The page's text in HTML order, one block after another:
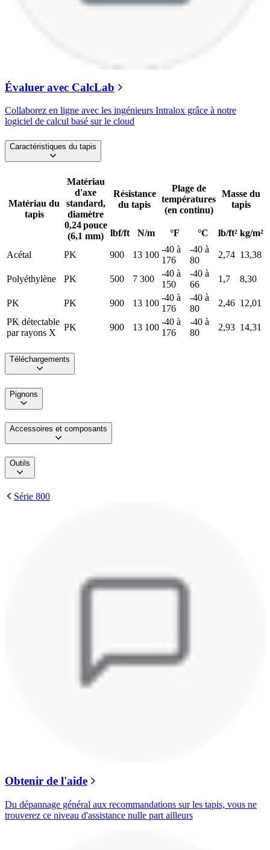
Évaluer avec CalcLab
Collaborez en ligne avec les ingénieurs Intralox grâce à notre
logiciel de calcul basé sur le cloud
Caractéristiques du tapis
Matériau du
tapis
Matériau
d'axe
standard,
diamètre
0,24 pouce
(6,1 mm)
Résistance
du tapis
Plage de
températures
(en continu)
Masse du
tapis
lbf/ft N/m °F °C lb/ft² kg/m²
Acétal PK 900 13 100
-40 à
176
-40 à
80
2,74 13,38
Polyéthylène PK 500 7 300
-40 à
150
-40 à
66
1,7 8,30
PK PK 900 13 100
-40 à
176
-40 à
80
2,46 12,01
PK détectable
par rayons X
PK 900 13 100
-40 à
176
-40 à
80
2,93 14,31
Téléchargements
Pignons
Accessoires et composants
Outils
Série 800
Obtenir de l'aide
Du dépannage général aux recommandations sur les tapis, vous ne
trouverez ce niveau d'assistance nulle part ailleurs